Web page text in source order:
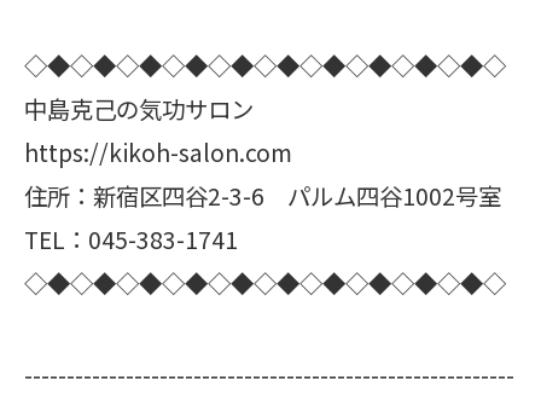
◇◆◇◆◇◆◇◆◇◆◇◆◇◆◇◆◇◆◇◆◇
中島克己の気功サロン
https://kikoh-salon.com
住所：新宿区四谷2-3-6 パルム四谷1002号室
TEL：045-383-1741
◇◆◇◆◇◆◇◆◇◆◇◆◇◆◇◆◇◆◇◆◇
----------------------------------------------------------